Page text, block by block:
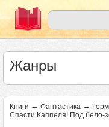
Жанры
Книги → Фантастика →
Спасти Каппеля! Под бело-